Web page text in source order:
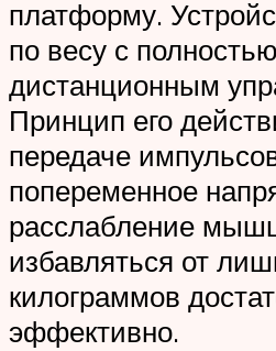
платформу.
по весу с полностью
дистанционным
Принцип его
передаче
попеременное
расслабление
избавляться от
килограммов
эффективно.